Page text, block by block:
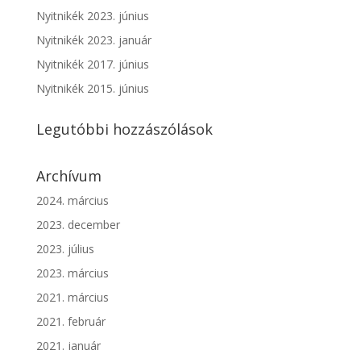
Nyitnikék 2023. június
Nyitnikék 2023. január
Nyitnikék 2017. június
Nyitnikék 2015. június
Legutóbbi hozzászólások
Archívum
2024. március
2023. december
2023. július
2023. március
2021. március
2021. február
2021. január